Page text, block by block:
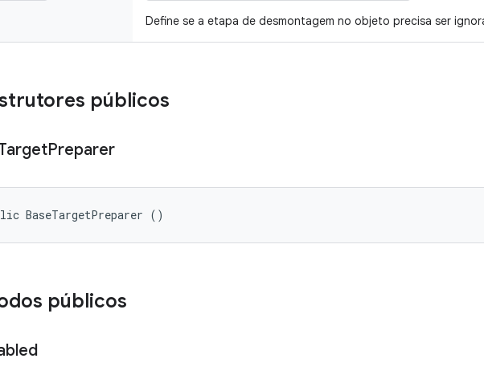
Define se a etapa de desmontagem no objeto precisa ser
públicos
Preparer
BaseTargetPreparer ()
públicos